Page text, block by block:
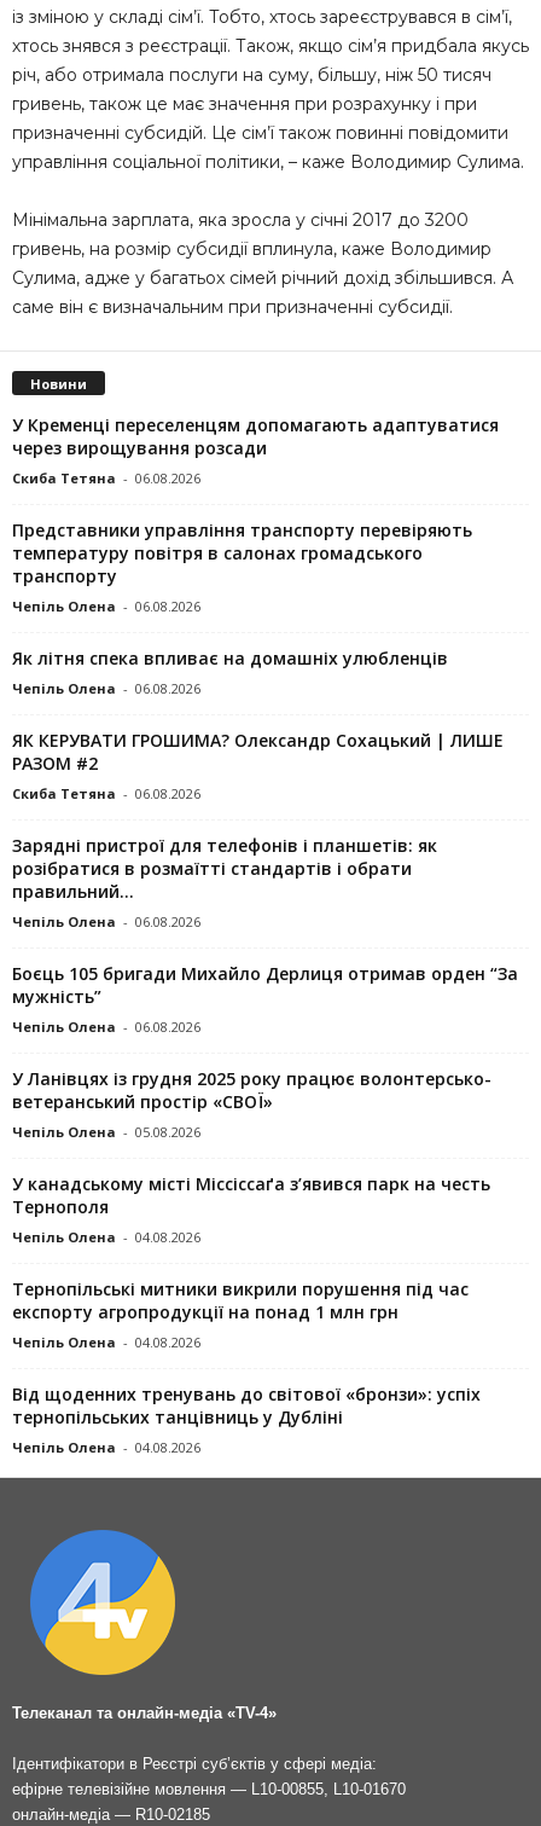
із зміною у складі сім’ї. Тобто, хтось зареєструвався в сім’ї,
хтось знявся з реєстрації. Також, якщо сім’я придбала якусь
річ, або отримала послуги на суму, більшу, ніж 50 тисяч
гривень, також це має значення при розрахунку і при
призначенні субсидій. Це сім’ї також повинні повідомити
управління соціальної політики, – каже Володимир Сулима.
Мінімальна зарплата, яка зросла у січні 2017 до 3200
гривень, на розмір субсидії вплинула, каже Володимир
Сулима, адже у багатьох сімей річний дохід збільшився. А
саме він є визначальним при призначенні субсидії.
Новини
У Кременці переселенцям допомагають адаптуватися
через вирощування розсади
Скиба Тетяна - 06.08.2026
Представники управління транспорту перевіряють
температуру повітря в салонах громадського
транспорту
Чепіль Олена - 06.08.2026
Як літня спека впливає на домашніх улюбленців
Чепіль Олена - 06.08.2026
ЯК КЕРУВАТИ ГРОШИМА? Олександр Сохацький | ЛИШЕ
РАЗОМ #2
Скиба Тетяна - 06.08.2026
Зарядні пристрої для телефонів і планшетів: як
розібратися в розмаїтті стандартів і обрати
правильний...
Чепіль Олена - 06.08.2026
Боєць 105 бригади Михайло Дерлиця отримав орден “За
мужність”
Чепіль Олена - 06.08.2026
У Ланівцях із грудня 2025 року працює волонтерсько-
ветеранський простір «СВОЇ»
Чепіль Олена - 05.08.2026
У канадському місті Міссіссаґа з’явився парк на честь
Тернополя
Чепіль Олена - 04.08.2026
Тернопільські митники викрили порушення під час
експорту агропродукції на понад 1 млн грн
Чепіль Олена - 04.08.2026
Від щоденних тренувань до світової «бронзи»: успіх
тернопільських танцівниць у Дубліні
Чепіль Олена - 04.08.2026
Телеканал та онлайн-медіа «TV-4»
Ідентифікатори в Реєстрі суб’єктів у сфері медіа:
ефірне телевізійне мовлення — L10-00855, L10-01670
онлайн-медіа — R10-02185